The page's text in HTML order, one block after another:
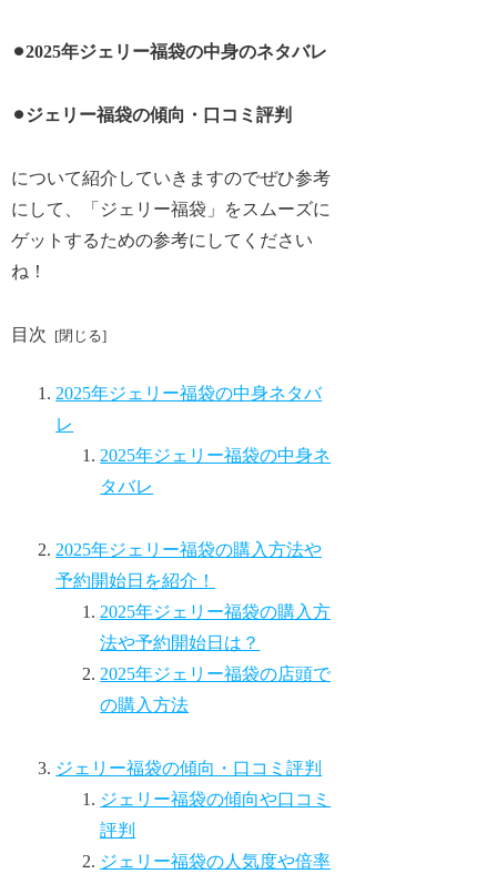
⚫︎2025年ジェリー福袋の中身のネタバレ
⚫︎ジェリー福袋の傾向・口コミ評判
について紹介していきますのでぜひ参考
にして、「ジェリー福袋」をスムーズに
ゲットするための参考にしてください
ね！
目次
2025年ジェリー福袋の中身ネタバ
レ
2025年ジェリー福袋の中身ネ
タバレ
2025年ジェリー福袋の購入方法や
予約開始日を紹介！
2025年ジェリー福袋の購入方
法や予約開始日は？
2025年ジェリー福袋の店頭で
の購入方法
ジェリー福袋の傾向・口コミ評判
ジェリー福袋の傾向や口コミ
評判
ジェリー福袋の人気度や倍率